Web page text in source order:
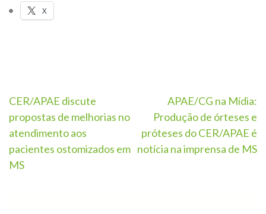
X
CER/APAE discute
propostas de melhorias no
atendimento aos
pacientes ostomizados em
MS
APAE/CG na Mídia:
Produção de órteses e
próteses do CER/APAE é
notícia na imprensa de MS